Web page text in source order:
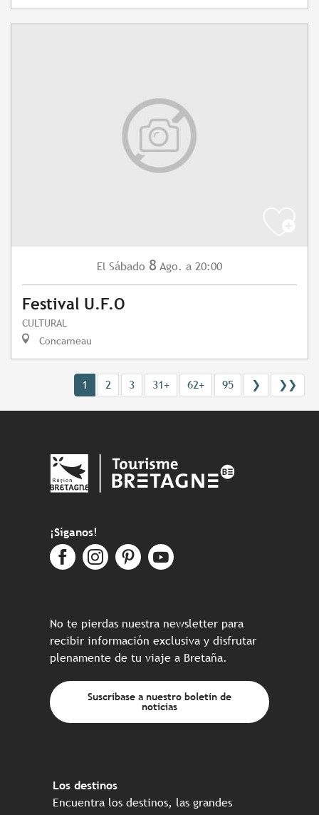
El Sábado 8 Ago. a 20:00
Festival U.F.O
CULTURAL
Concarneau
1 2 3 31+ 62+ 95 ❯ ❯❯
¡Síganos!
No te pierdas nuestra newsletter para
recibir información exclusiva y disfrutar
plenamente de tu viaje a Bretaña.
Suscríbase a nuestro boletín de
noticias
Los destinos
Encuentra los destinos, las grandes